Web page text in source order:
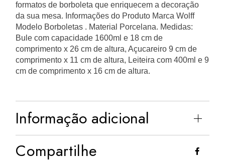
formatos de borboleta que enriquecem a decoração
da sua mesa. Informações do Produto Marca Wolff
Modelo Borboletas . Material Porcelana. Medidas:
Bule com capacidade 1600ml e 18 cm de
comprimento x 26 cm de altura, Açucareiro 9 cm de
comprimento x 11 cm de altura, Leiteira com 400ml e 9
cm de comprimento x 16 cm de altura.
Informação adicional
Compartilhe